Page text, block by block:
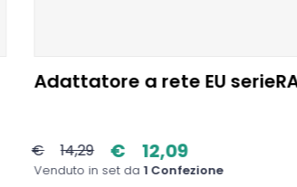
Adattatore a rete EU
€ 14,29 € 12,09
Venduto in set da1 Confezione